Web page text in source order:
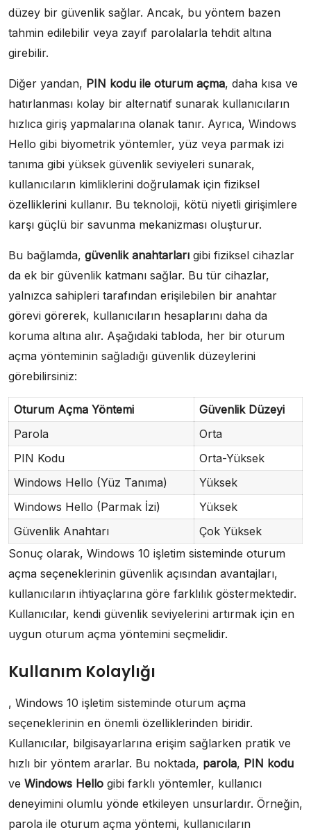
düzey bir güvenlik sağlar. Ancak, bu yöntem bazen
tahmin edilebilir veya zayıf parolalarla tehdit altına
girebilir.
Diğer yandan, PIN kodu ile oturum açma, daha kısa ve
hatırlanması kolay bir alternatif sunarak kullanıcıların
hızlıca giriş yapmalarına olanak tanır. Ayrıca, Windows
Hello gibi biyometrik yöntemler, yüz veya parmak izi
tanıma gibi yüksek güvenlik seviyeleri sunarak,
kullanıcıların kimliklerini doğrulamak için fiziksel
özelliklerini kullanır. Bu teknoloji, kötü niyetli girişimlere
karşı güçlü bir savunma mekanizması oluşturur.
Bu bağlamda, güvenlik anahtarları gibi fiziksel cihazlar
da ek bir güvenlik katmanı sağlar. Bu tür cihazlar,
yalnızca sahipleri tarafından erişilebilen bir anahtar
görevi görerek, kullanıcıların hesaplarını daha da
koruma altına alır. Aşağıdaki tabloda, her bir oturum
açma yönteminin sağladığı güvenlik düzeylerini
görebilirsiniz:
Oturum Açma Yöntemi
Güvenlik Düzeyi
Parola
Orta
PIN Kodu
Orta-Yüksek
Windows Hello (Yüz Tanıma)
Yüksek
Windows Hello (Parmak İzi)
Yüksek
Güvenlik Anahtarı
Çok Yüksek
Sonuç olarak, Windows 10 işletim sisteminde oturum
açma seçeneklerinin güvenlik açısından avantajları,
kullanıcıların ihtiyaçlarına göre farklılık göstermektedir.
Kullanıcılar, kendi güvenlik seviyelerini artırmak için en
uygun oturum açma yöntemini seçmelidir.
Kullanım Kolaylığı
, Windows 10 işletim sisteminde oturum açma
seçeneklerinin en önemli özelliklerinden biridir.
Kullanıcılar, bilgisayarlarına erişim sağlarken pratik ve
hızlı bir yöntem ararlar. Bu noktada, parola, PIN kodu
ve Windows Hello gibi farklı yöntemler, kullanıcı
deneyimini olumlu yönde etkileyen unsurlardır. Örneğin,
parola ile oturum açma yöntemi, kullanıcıların